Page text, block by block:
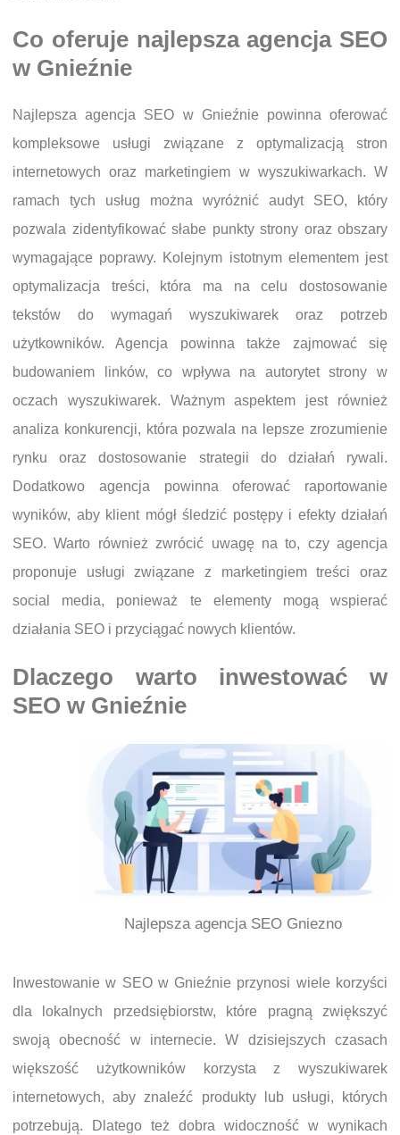
Co oferuje najlepsza agencja SEO
w Gnieźnie
Najlepsza agencja SEO w Gnieźnie powinna oferować
kompleksowe usługi związane z optymalizacją stron
internetowych oraz marketingiem w wyszukiwarkach. W
ramach tych usług można wyróżnić audyt SEO, który
pozwala zidentyfikować słabe punkty strony oraz obszary
wymagające poprawy. Kolejnym istotnym elementem jest
optymalizacja treści, która ma na celu dostosowanie
tekstów do wymagań wyszukiwarek oraz potrzeb
użytkowników. Agencja powinna także zajmować się
budowaniem linków, co wpływa na autorytet strony w
oczach wyszukiwarek. Ważnym aspektem jest również
analiza konkurencji, która pozwala na lepsze zrozumienie
rynku oraz dostosowanie strategii do działań rywali.
Dodatkowo agencja powinna oferować raportowanie
wyników, aby klient mógł śledzić postępy i efekty działań
SEO. Warto również zwrócić uwagę na to, czy agencja
proponuje usługi związane z marketingiem treści oraz
social media, ponieważ te elementy mogą wspierać
działania SEO i przyciągać nowych klientów.
Dlaczego warto inwestować w
SEO w Gnieźnie
Najlepsza agencja SEO Gniezno
Inwestowanie w SEO w Gnieźnie przynosi wiele korzyści
dla lokalnych przedsiębiorstw, które pragną zwiększyć
swoją obecność w internecie. W dzisiejszych czasach
większość użytkowników korzysta z wyszukiwarek
internetowych, aby znaleźć produkty lub usługi, których
potrzebują. Dlatego też dobra widoczność w wynikach